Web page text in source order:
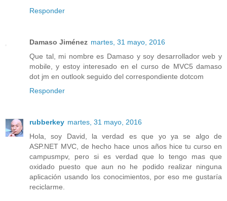
Responder
Damaso Jiménez martes, 31 mayo, 2016
Que tal, mi nombre es Damaso y soy desarrollador web y
mobile, y estoy interesado en el curso de MVC5 damaso
dot jm en outlook seguido del correspondiente dotcom
Responder
rubberkey martes, 31 mayo, 2016
Hola, soy David, la verdad es que yo ya se algo de
ASP.NET MVC, de hecho hace unos años hice tu curso en
campusmpv, pero si es verdad que lo tengo mas que
oxidado puesto que aun no he podido realizar ninguna
aplicación usando los conocimientos, por eso me gustaría
reciclarme.